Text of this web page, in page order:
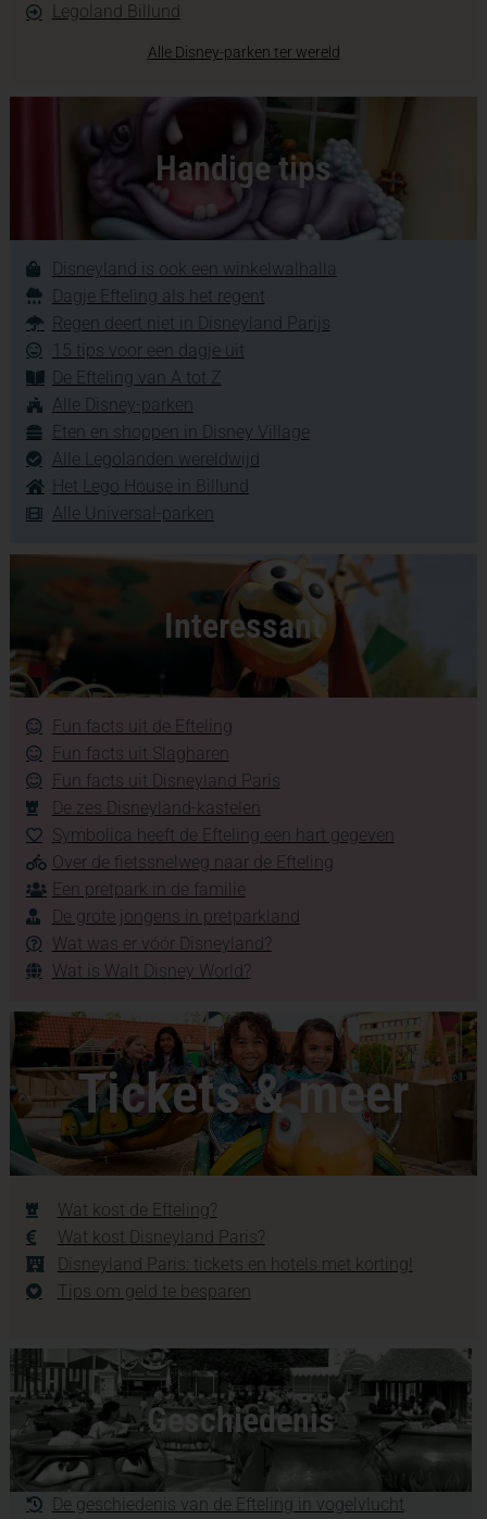
Legoland Billund
Alle Disney-parken ter wereld
Handige tips
Disneyland is ook een winkelwalhalla
Dagje Efteling als het regent
Regen deert niet in Disneyland Parijs
15 tips voor een dagje uit
De Efteling van A tot Z
Alle Disney-parken
Eten en shoppen in Disney Village
Alle Legolanden wereldwijd
Het Lego House in Billund
Alle Universal-parken
Interessant
Fun facts uit de Efteling
Fun facts uit Slagharen
Fun facts uit Disneyland Paris
De zes Disneyland-kastelen
Symbolica heeft de Efteling een hart gegeven
Over de fietssnelweg naar de Efteling
Een pretpark in de familie
De grote jongens in pretparkland
Wat was er vóór Disneyland?
Wat is Walt Disney World?
Tickets & meer
Wat kost de Efteling?
Wat kost Disneyland Paris?
Disneyland Paris: tickets en hotels met korting!
Tips om geld te besparen
Geschiedenis
De geschiedenis van de Efteling in vogelvlucht